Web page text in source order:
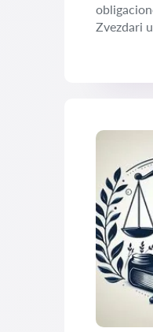
Zvezdari